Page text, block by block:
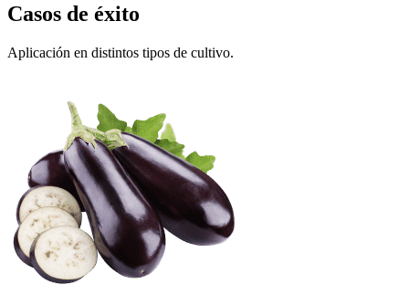
Casos de éxito
Aplicación en distintos tipos de cultivo.